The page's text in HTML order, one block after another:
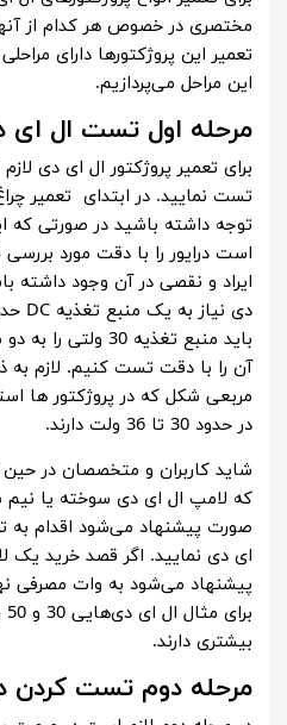
مختصری در خصوص هر کدام از
تعمیر این پروژکتورها دارای
این مراحل می‌پردازیم.
مرحله اول تست ال ای
برای تعمیر پروژکتور ال ای دی
تست نمایید. در ابتدای تعمیر
توجه داشته باشید در صورتی که
است درایور را با دقت مورد
ایراد و نقصی در آن وجود داشته
باید منبع تغذیه
آن را با دقت تست کنیم. لازم
مربعی شکل که در پروژکتور ها
در حدود 30 تا 36 ولت دارند.
شاید کاربران و متخصصان در
که لامپ ال ای دی سوخته یا
صورت پیشنهاد می‌شود اقدام به
ای دی نمایید. اگر قصد خرید یک
پیشنهاد می‌شود به وات مصرفی
بیشتری دارند.
مرحله دوم تست کردن